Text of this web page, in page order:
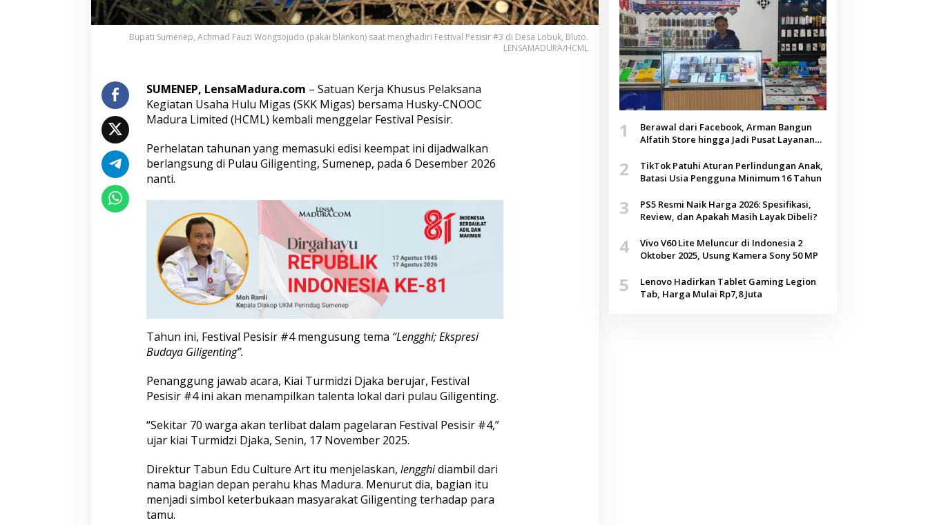
p
a
t
m
e
n
e
S
e
b
a
m
p
a
k
n
y
K
i
a
n
e
r
s
b
g
i
W
a
Bupati Sumenep, Achmad Fauzi Wongsojudo (pakai blankon) saat menghadiri Festival Pesisir #3 di Desa Lobuk, Bluto.
LENSAMADURA/HCML
SUMENEP, LensaMadura.com – Satuan Kerja Khusus Pelaksana
Kegiatan Usaha Hulu Migas (SKK Migas) bersama Husky-CNOOC
Madura Limited (HCML) kembali menggelar Festival Pesisir.
Perhelatan tahunan yang memasuki edisi keempat ini dijadwalkan
berlangsung di Pulau Giligenting, Sumenep, pada 6 Desember 2026
nanti.
Tahun ini, Festival Pesisir #4 mengusung tema “Lengghi; Ekspresi
Budaya Giligenting”.
Penanggung jawab acara, Kiai Turmidzi Djaka berujar, Festival
Pesisir #4 ini akan menampilkan talenta lokal dari pulau Giligenting.
“Sekitar 70 warga akan terlibat dalam pagelaran Festival Pesisir #4,”
ujar kiai Turmidzi Djaka, Senin, 17 November 2025.
Direktur Tabun Edu Culture Art itu menjelaskan, lengghidiambil dari
nama bagian depan perahu khas Madura. Menurut dia, bagian itu
menjadi simbol keterbukaan masyarakat Giligenting terhadap para
tamu.
1
Berawal dari Facebook, Arman Bangun
Alfatih Store hingga Jadi Pusat Layanan
2
TikTok Patuhi Aturan Perlindungan Anak,
Batasi Usia Pengguna Minimum 16 Tahun
3
PS5 Resmi Naik Harga 2026: Spesifikasi,
Review, dan Apakah Masih Layak Dibeli?
4
Vivo V60 Lite Meluncur di Indonesia 2
Oktober 2025, Usung Kamera Sony 50 MP
5
Lenovo Hadirkan Tablet Gaming Legion
Tab, Harga Mulai Rp7,8 Juta